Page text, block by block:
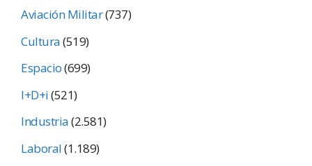
Aviación Militar(737)
Cultura(519)
Espacio(699)
I+D+i(521)
Industria(2.581)
Laboral(1.189)